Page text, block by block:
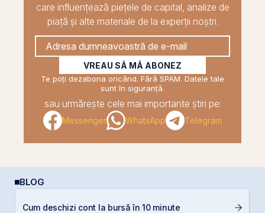
care influențează piețele de capital, analize de
piață și alte materiale de la experții noștri.
VREAU SĂ MĂ ABONEZ
Te poți dezabona oricând. Fără SPAM. Datele tale
sunt în siguranță.
sau urmărește cele mai importante știri pe:
Messenger WhatsApp Telegram
BLOG
Cum deschizi cont la bursă în 10 minute